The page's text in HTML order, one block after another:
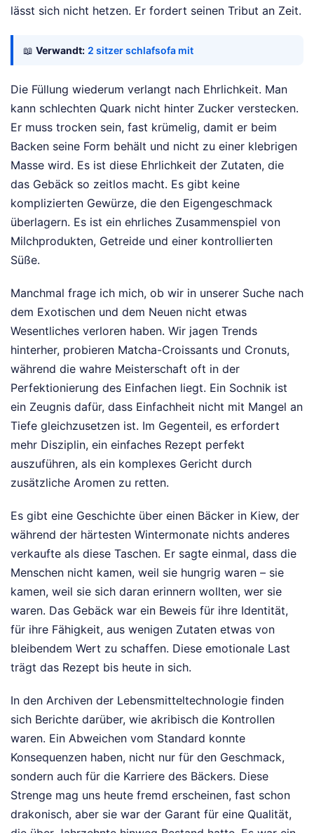
lässt sich nicht hetzen. Er fordert seinen Tribut an Zeit.
📖 Verwandt: 2 sitzer schlafsofa mit
Die Füllung wiederum verlangt nach Ehrlichkeit. Man
kann schlechten Quark nicht hinter Zucker verstecken.
Er muss trocken sein, fast krümelig, damit er beim
Backen seine Form behält und nicht zu einer klebrigen
Masse wird. Es ist diese Ehrlichkeit der Zutaten, die
das Gebäck so zeitlos macht. Es gibt keine
komplizierten Gewürze, die den Eigengeschmack
überlagern. Es ist ein ehrliches Zusammenspiel von
Milchprodukten, Getreide und einer kontrollierten
Süße.
Manchmal frage ich mich, ob wir in unserer Suche nach
dem Exotischen und dem Neuen nicht etwas
Wesentliches verloren haben. Wir jagen Trends
hinterher, probieren Matcha-Croissants und Cronuts,
während die wahre Meisterschaft oft in der
Perfektionierung des Einfachen liegt. Ein Sochnik ist
ein Zeugnis dafür, dass Einfachheit nicht mit Mangel an
Tiefe gleichzusetzen ist. Im Gegenteil, es erfordert
mehr Disziplin, ein einfaches Rezept perfekt
auszuführen, als ein komplexes Gericht durch
zusätzliche Aromen zu retten.
Es gibt eine Geschichte über einen Bäcker in Kiew, der
während der härtesten Wintermonate nichts anderes
verkaufte als diese Taschen. Er sagte einmal, dass die
Menschen nicht kamen, weil sie hungrig waren – sie
kamen, weil sie sich daran erinnern wollten, wer sie
waren. Das Gebäck war ein Beweis für ihre Identität,
für ihre Fähigkeit, aus wenigen Zutaten etwas von
bleibendem Wert zu schaffen. Diese emotionale Last
trägt das Rezept bis heute in sich.
In den Archiven der Lebensmitteltechnologie finden
sich Berichte darüber, wie akribisch die Kontrollen
waren. Ein Abweichen vom Standard konnte
Konsequenzen haben, nicht nur für den Geschmack,
sondern auch für die Karriere des Bäckers. Diese
Strenge mag uns heute fremd erscheinen, fast schon
drakonisch, aber sie war der Garant für eine Qualität,